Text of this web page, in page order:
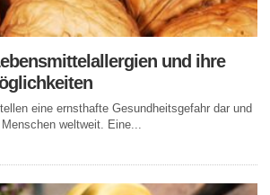
und ihre
eine ernsthafte Gesundheitsgefahr dar und
weltweit. Eine...